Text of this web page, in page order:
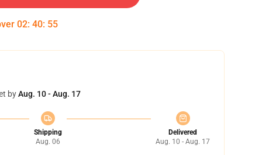
02: 40: 54
byAug. 10 - Aug. 17
Shipping
Aug. 06
Delivered
Aug. 10 - Aug. 17